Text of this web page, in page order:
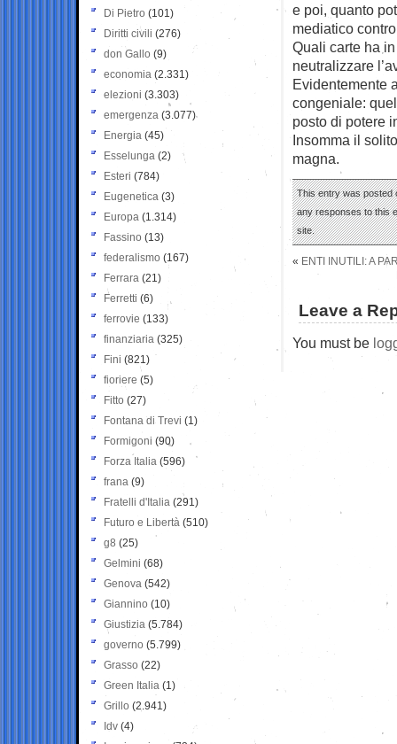
e poi, quanto
mediatico
Quali carte ha
neutralizzare
Evidentemente
congeniale:
posto di potere
Insomma il
magna.
This entry was posted
any responses to this
site.
« ENTI INUTILI: A
Leave a
You must be
Di Pietro (101)
Diritti civili (276)
don Gallo (9)
economia (2.331)
elezioni (3.303)
emergenza (3.077)
Energia (45)
Esselunga (2)
Esteri (784)
Eugenetica (3)
Europa (1.314)
Fassino (13)
federalismo (167)
Ferrara (21)
Ferretti (6)
ferrovie (133)
finanziaria (325)
Fini (821)
fioriere (5)
Fitto (27)
Fontana di Trevi (1)
Formigoni (90)
Forza Italia (596)
frana (9)
Fratelli d'Italia (291)
Futuro e Libertà (510)
g8 (25)
Gelmini (68)
Genova (542)
Giannino (10)
Giustizia (5.784)
governo (5.799)
Grasso (22)
Green Italia (1)
Grillo (2.941)
Idv (4)